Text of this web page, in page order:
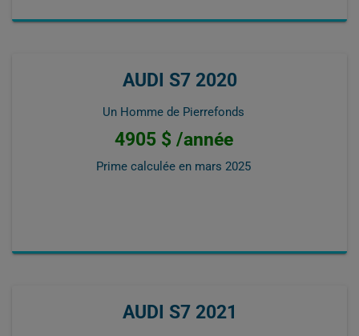
AUDI S7 2020
Un Homme de Pierrefonds
4905 $ /année
Prime calculée en mars 2025
AUDI S7 2021